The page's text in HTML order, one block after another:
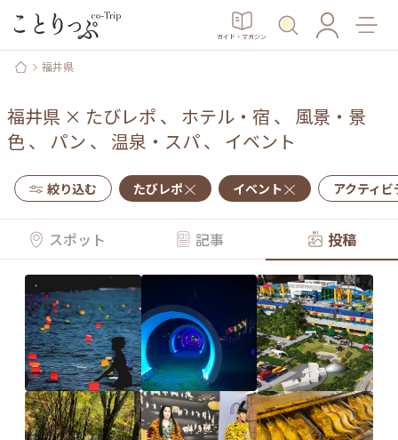
ガイド・マガジン
福井県
福井県 × たびレポ 、 ホテル・宿 、 風景・景
色、 パン 、 温泉・スパ、 イベント
絞り込む たびレポ イベント アクティ
スポット 記事 投稿